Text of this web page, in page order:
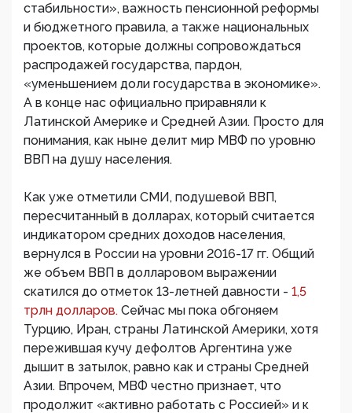
стабильности», важность пенсионной реформы
и бюджетного правила, а также национальных
проектов, которые должны сопровождаться
распродажей государства, пардон,
«уменьшением доли государства в экономике».
А в конце нас официально приравняли к
Латинской Америке и Средней Азии. Просто для
понимания, как ныне делит мир МВФ по уровню
ВВП на душу населения.
Как уже отметили СМИ, подушевой ВВП,
пересчитанный в долларах, который считается
индикатором средних доходов населения,
вернулся в России на уровни 2016-17 гг. Общий
же объем ВВП в долларовом выражении
скатился до отметок 13-летней давности - 1,5
трлн долларов. Сейчас мы пока обгоняем
Турцию, Иран, страны Латинской Америки, хотя
пережившая кучу дефолтов Аргентина уже
дышит в затылок, равно как и страны Средней
Азии. Впрочем, МВФ честно признает, что
продолжит «активно работать с Россией» и к